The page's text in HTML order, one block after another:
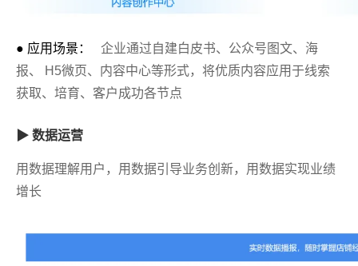
● 应用场景：
企业通过自建白皮书、公众号图文、海
报、 H5微页、内容中心等形式，将优质内容应用于线索
获取、培育、客户成功各节点
▶ 数据运营
用数据理解用户，用数据引导业务创新，用数据实现业绩
增长